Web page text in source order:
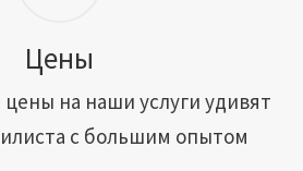
Цены
на наши услуги удивят
с большим опытом